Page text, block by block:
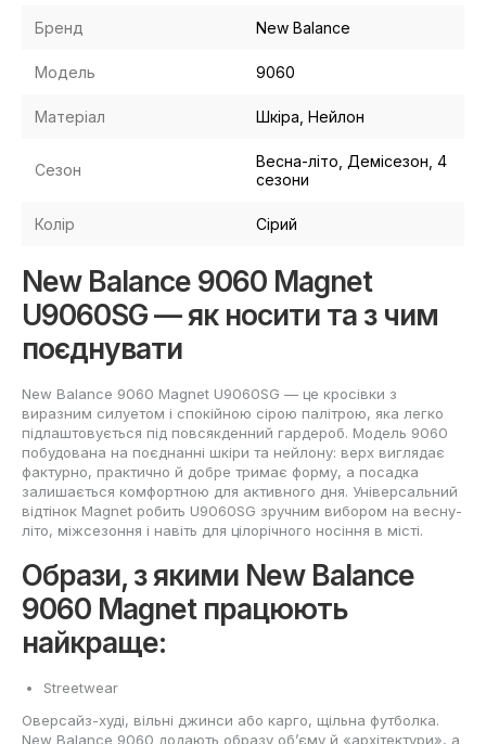
Бренд New Balance
Модель 9060
Матеріал Шкіра, Нейлон
Сезон
Весна-літо, Демісезон, 4
сезони
Колір Сірий
New Balance 9060 Magnet
U9060SG — як носити та з чим
поєднувати
New Balance 9060 Magnet U9060SG — це кросівки з
виразним силуетом і спокійною сірою палітрою, яка легко
підлаштовується під повсякденний гардероб. Модель 9060
побудована на поєднанні шкіри та нейлону: верх виглядає
фактурно, практично й добре тримає форму, а посадка
залишається комфортною для активного дня. Універсальний
відтінок Magnet робить U9060SG зручним вибором на весну-
літо, міжсезоння і навіть для цілорічного носіння в місті.
Образи, з якими New Balance
9060 Magnet працюють
найкраще:
Streetwear
Оверсайз-худі, вільні джинси або карго, щільна футболка.
New Balance 9060 додають образу об’єму й «архітектури», а